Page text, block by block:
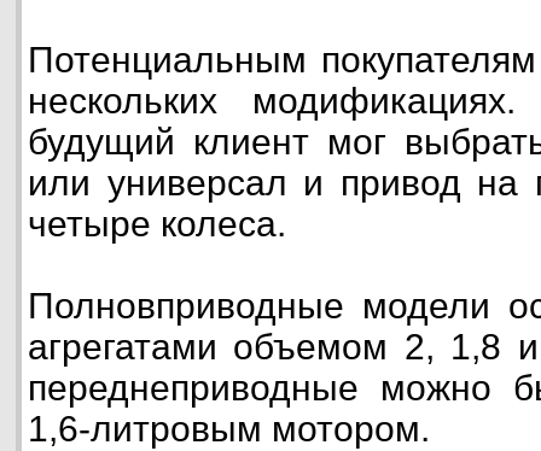
Потенциальным
нескольких
будущий клиент мог
или универсал и привод на
четыре колеса.
Полновприводные модели
агрегатами объемом 2, 1,8
переднеприводные можно
1,6-литровым мотором.